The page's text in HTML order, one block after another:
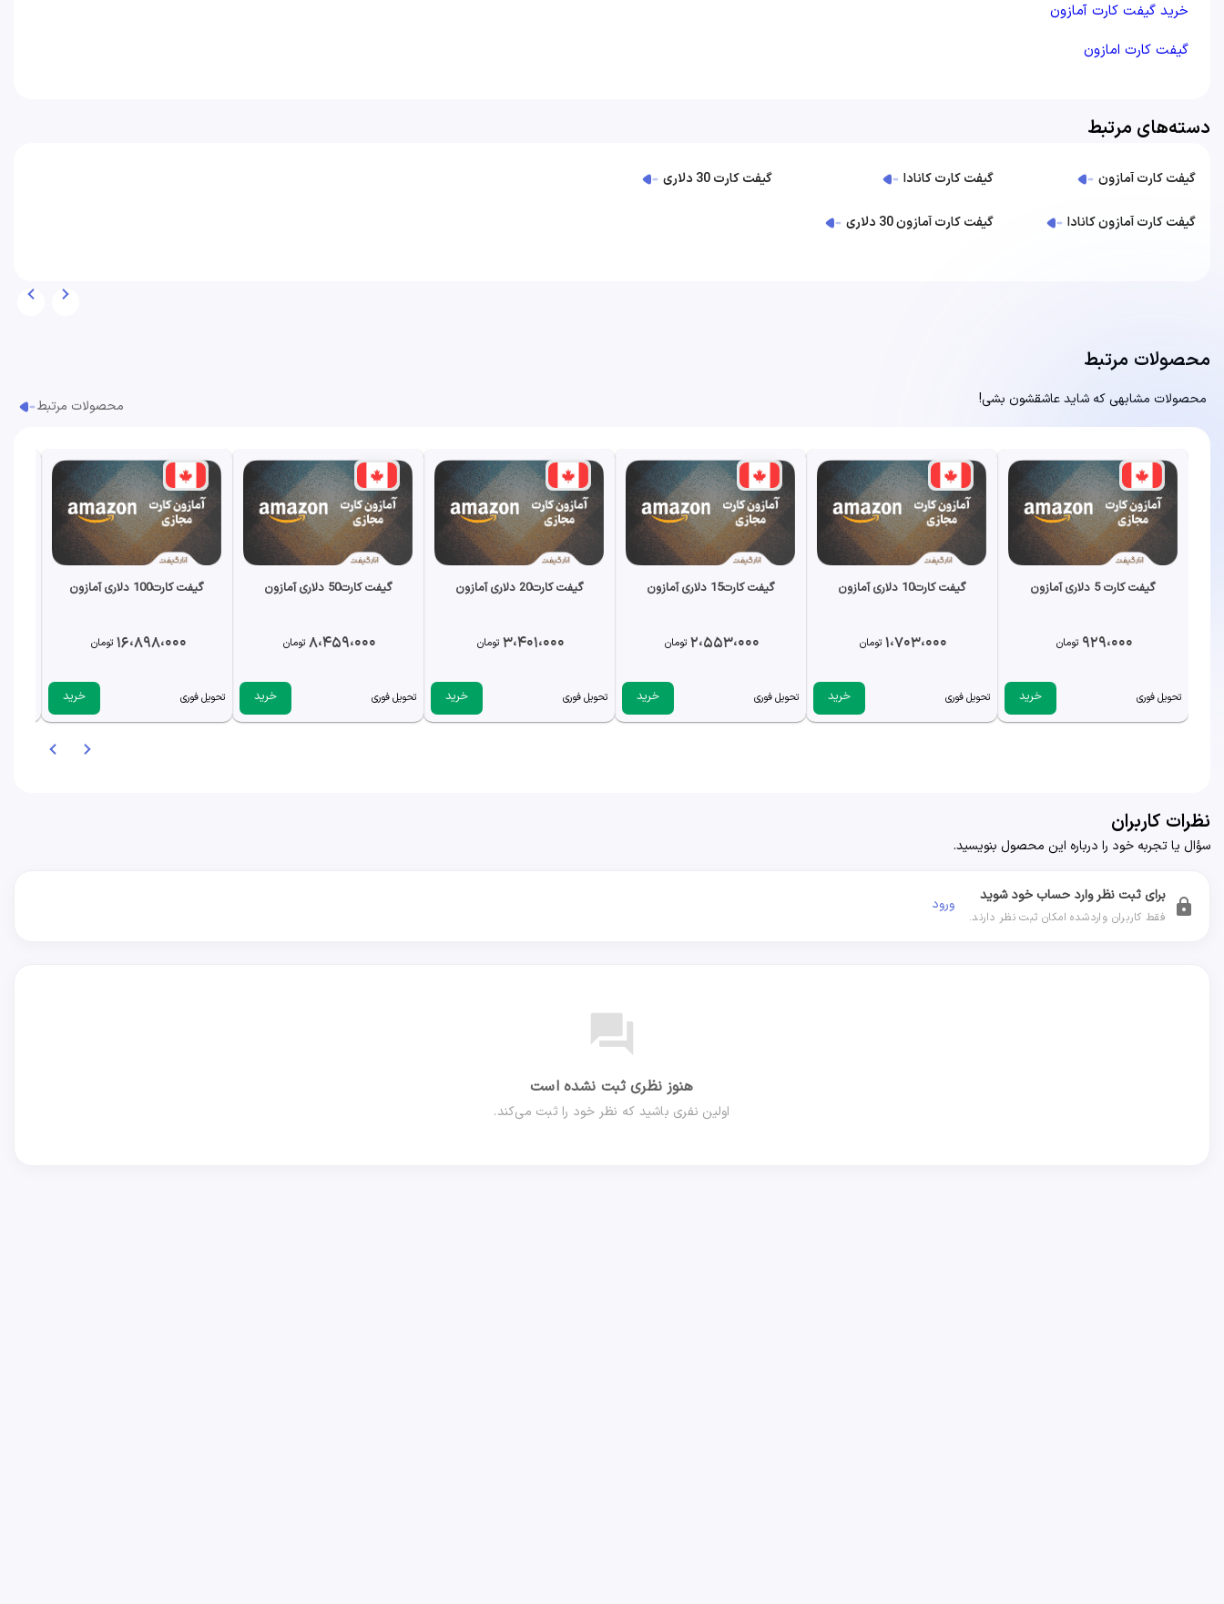
خرید گیفت کارت آمازون
گیفت کارت امازون
دسته‌های مرتبط
گیفت کارت آمازون
گیفت کارت آمازون کانادا
گیفت کارت کانادا
گیفت کارت آمازون 30 دلاری
گیفت کارت 30 دلاری
محصولات مرتبط
محصولات مشابهی که شاید عاشقشون بشی! محصولات مرتبط
گیفت کارت 5 دلاری آمازون
929،000 تومان
تحویل فوری خرید
گیفت کارت10 دلاری آمازون
1،703،000 تومان
تحویل فوری خرید
گیفت کارت15 دلاری آمازون
2،553،000 تومان
تحویل فوری خرید
گیفت کارت20 دلاری آمازون
3،401،000 تومان
تحویل فوری خرید
گیفت کارت50 دلاری آمازون
8،459،000 تومان
تحویل فوری خرید
گیفت کارت100 دلاری آمازون
16،898،000 تومان
تحویل فوری خرید
نظرات کاربران
سؤال یا تجربه خود را درباره این محصول بنویسید.
lock برای ثبت نظر وارد حساب خود شوید
فقط کاربران واردشده امکان ثبت نظر دارند.
ورود
forum
هنوز نظری ثبت نشده است
اولین نفری باشید که نظر خود را ثبت می‌کند.